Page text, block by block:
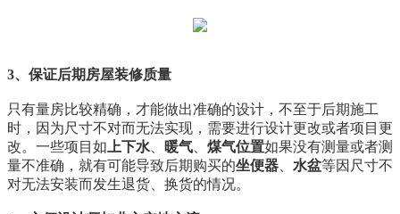
3、保证后期房屋装修质量
只有量房比较精确，才能做出准确的设计，不至于后期施工
时，因为尺寸不对而无法实现，需要进行设计更改或者项目更
改。一些项目如 上下水 暖气 煤气位置如果没有测量或者测
量不准确，就有可能导致后期购买的坐便器 水盆等因尺寸不
对无法安装而发生退货、换货的情况。